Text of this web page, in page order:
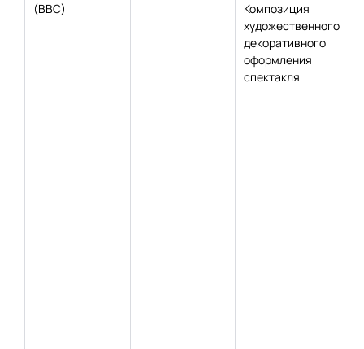
(ВВС)
Композиция
художественного
декоративного
оформления
спектакля